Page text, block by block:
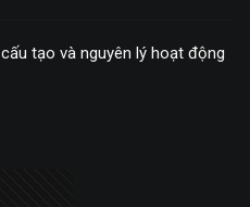
tạo và nguyên lý hoạt động